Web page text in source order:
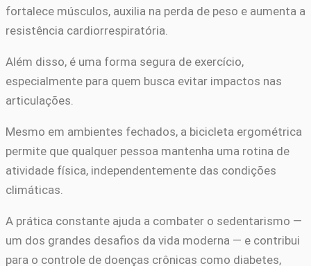
fortalece músculos, auxilia na perda de peso e aumenta a
resistência cardiorrespiratória.
Além disso, é uma forma segura de exercício,
especialmente para quem busca evitar impactos nas
articulações.
Mesmo em ambientes fechados, a bicicleta ergométrica
permite que qualquer pessoa mantenha uma rotina de
atividade física, independentemente das condições
climáticas.
A prática constante ajuda a combater o sedentarismo —
um dos grandes desafios da vida moderna — e contribui
para o controle de doenças crônicas como diabetes,